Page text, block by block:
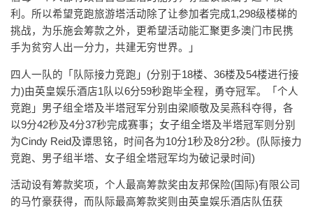
利。所以希望竞跑旅游塔活动除了让参加者完成1,298级楼梯的
挑战，为乐施会筹款之外，更希望活动能汇聚更多澳门市民携
手为贫穷人出一分力，共建无穷世界。」
四人一队的「队际接力竞跑」(分别于18楼、36楼及54楼进行接
力)由英皇娱乐酒店1队以6分59秒跑毕全程，勇夺冠军。「个人
竞跑」男子组全塔及半塔冠军分别由梁顺敬及吴燕科夺得，各
以9分42秒及4分37秒完成赛事；女子组全塔及半塔冠军则分别
为Cindy Reid及谭思铭，时间各为10分1秒及8分2秒。(队际接力
竞跑、男子组半塔、女子组全塔冠军均为破记录时间)
活动设有筹款奖项，个人最高筹款奖由友邦保险(国际)有限公司
的马竹豪获得，而队际最高筹款奖则由英皇娱乐酒店队伍获